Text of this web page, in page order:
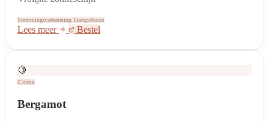
Stemmingsverbetering Energieboost
Lees meer Bestel
🍋
Citrus
Bergamot